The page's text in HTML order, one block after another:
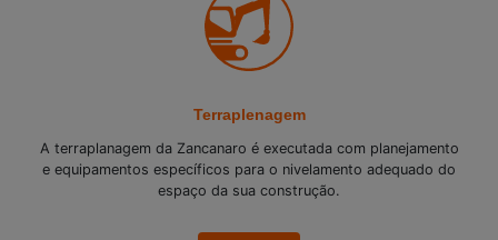
Terraplenagem
A terraplanagem da Zancanaro é executada com planejamento
e equipamentos específicos para o nivelamento adequado do
espaço da sua construção.